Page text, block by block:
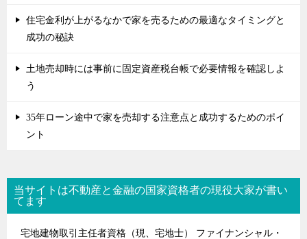
住宅金利が上がるなかで家を売るための最適なタイミングと
成功の秘訣
土地売却時には事前に固定資産税台帳で必要情報を確認しよ
う
35年ローン途中で家を売却する注意点と成功するためのポイ
ント
当サイトは不動産と金融の国家資格者の現役大家が書い
てます
宅地建物取引主任者資格（現、宅地士） ファイナンシャル・